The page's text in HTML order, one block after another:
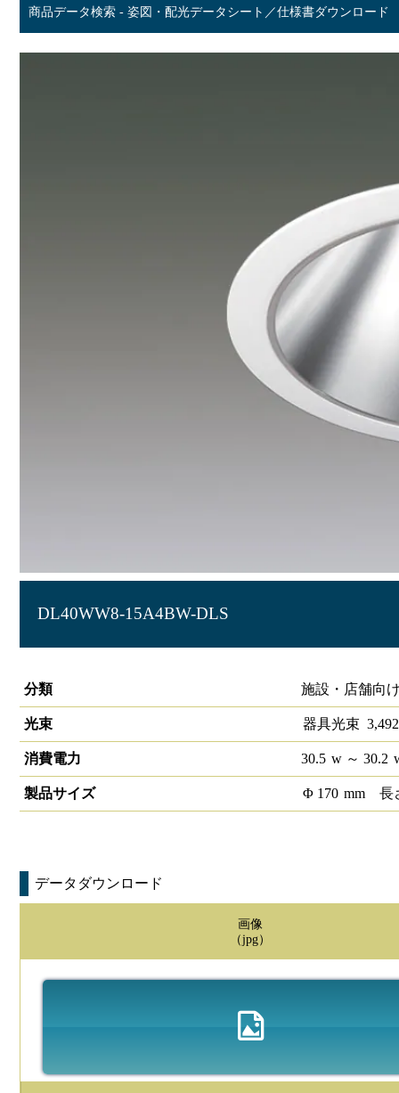
商品データ検索 - 姿図・配光データシート／仕様書ダウンロード
DL40WW8-15A4BW-DLS
分類
施設・店舗向
光束 器具光束 3,492
消費電力 30.5 w～ 30.2
製品サイズ Φ 170 mm 長
データダウンロード
画像
（jpg）